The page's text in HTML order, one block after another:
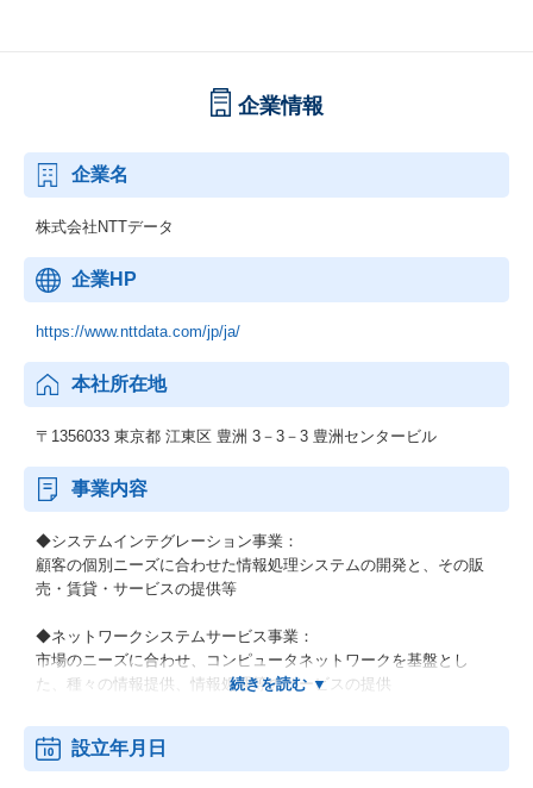
企業情報
企業名
株式会社NTTデータ
企業HP
https://www.nttdata.com/jp/ja/
本社所在地
〒1356033 東京都 江東区 豊洲 3－3－3 豊洲センタービル
事業内容
◆システムインテグレーション事業：
顧客の個別ニーズに合わせた情報処理システムの開発と、その販
売・賃貸・サービスの提供等
◆ネットワークシステムサービス事業：
市場のニーズに合わせ、コンピュータネットワークを基盤とし
た、種々の情報提供、情報処理等のサービスの提供
◆その他の事業：
顧客の経営上の問題点に係わる調査・分析、情報処理システムの
設立年月日